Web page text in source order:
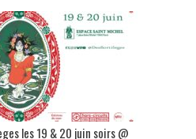
les 19 & 20 juin soirs @